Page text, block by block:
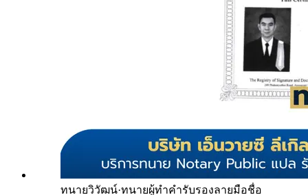
ทนายวิวัฒน์·ทนายผู้ทำคำรับรองลายมือชื่อ